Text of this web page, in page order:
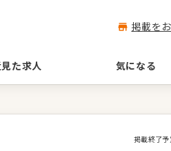
掲載を
た求人 気になる
掲載終了予